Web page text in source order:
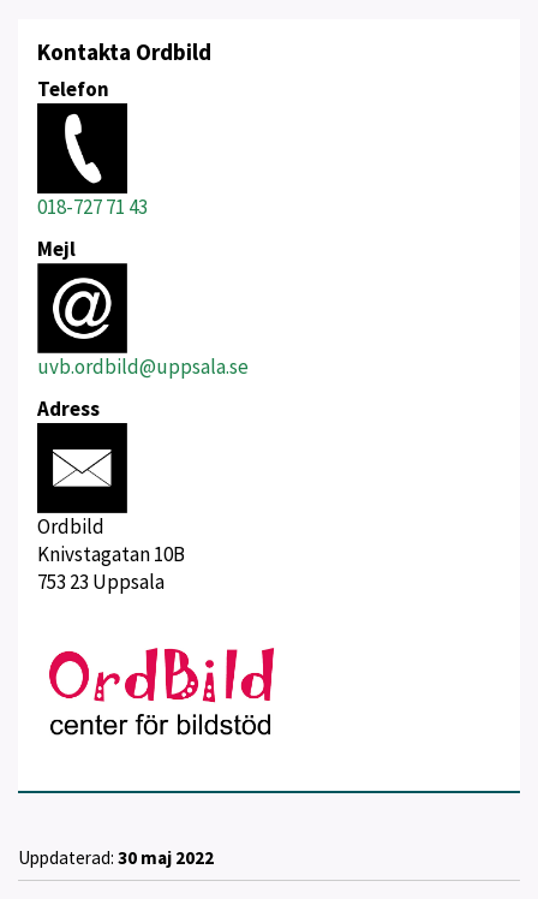
Kontakta Ordbild
Telefon
018-727 71 43
Mejl
uvb.ordbild@uppsala.se
Adress
Ordbild
Knivstagatan 10B
753 23 Uppsala
Uppdaterad: 30 maj 2022